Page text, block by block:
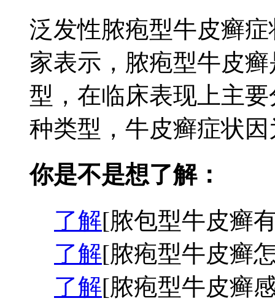
泛发性脓疱型牛皮癣
家表示，脓疱型牛皮
型，在临床表现上主
种类型，牛皮癣症状
你是不是想了解：
了解[脓包型牛皮癣
了解[脓疱型牛皮癣
了解[脓疱型牛皮癣